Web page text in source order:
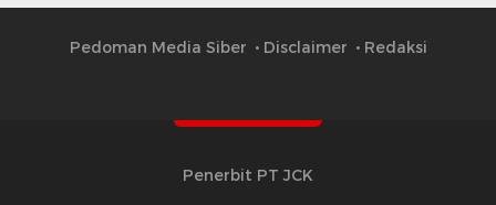
Pedoman Media Siber Disclaimer Redaksi
Penerbit PT JCK